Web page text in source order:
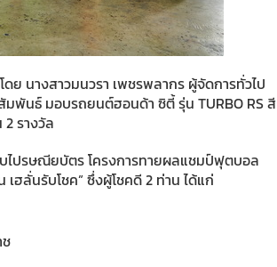
ย นางสาวมนวรา เพชรพลากร ผู้จัดการทั่วไป
พันธ์ มอบรถยนต์ฮอนด้า ซิตี้ รุ่น TURBO RS สี
รางวัล
ไปรษณียบัตร โครงการทายผลแชมป์ฟุตบอล
ฮลั่นรับโชค” ซึ่งผู้โชคดี 2 ท่าน ได้แก่